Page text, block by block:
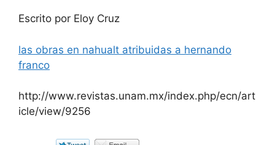
Escrito por Eloy Cruz
las obras en nahualt atribuidas a hernando
franco
http://www.revistas.unam.mx/index.php/ecn/art
icle/view/9256